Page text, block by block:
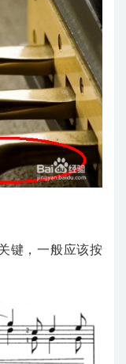
键，一般应该按